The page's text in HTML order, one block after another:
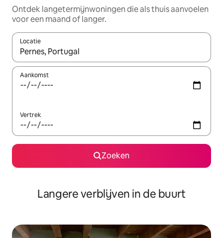
Ontdek langetermijnwoningen die als thuis aanvoelen
voor een maand of langer.
Locatie
Wanneer er resultaten beschikbaar zijn, maak je een keuze
Aankomst
Vertrek
Zoeken
Langere verblijven in de buurt